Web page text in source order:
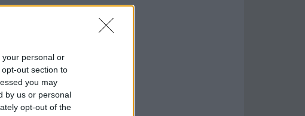
personal or
out section to
you may
by us or personal
opt-out of the